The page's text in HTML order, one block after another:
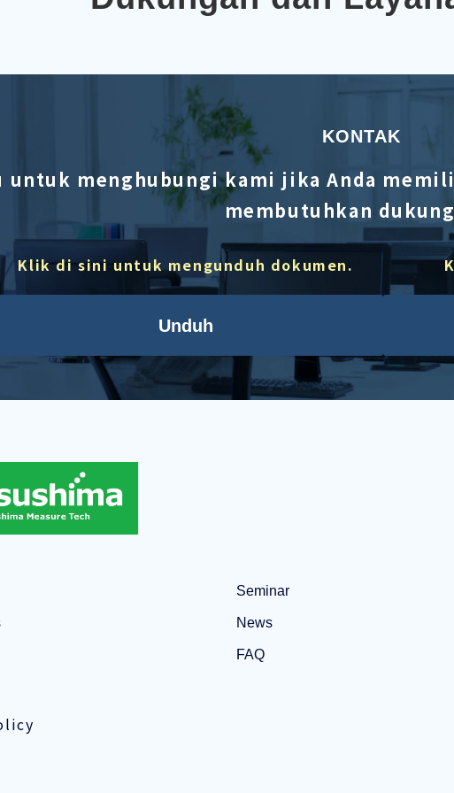
KONTAK
untuk menghubungi kami jika Anda
membutuhkan
Klik di sini untuk mengunduh dokumen.
Unduh
Seminar
News
FAQ